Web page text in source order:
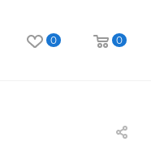
0 0